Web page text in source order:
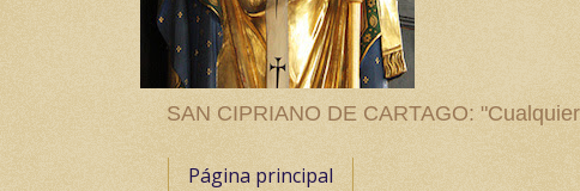
SAN CIPRIANO DE CARTAGO:
Página principal